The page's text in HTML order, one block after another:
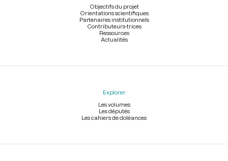
Objectifs du projet
Orientations scientifiques
Partenaires institutionnels
Contributeurs-trices
Ressources
Actualités
Explorer
Les volumes
Les députés
Les cahiers de doléances